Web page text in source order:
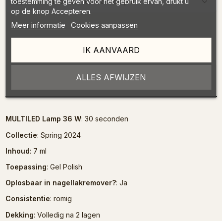
MULTILED Lamp 36 W: 30 seconden
Collectie: Spring 2024
Inhoud: 7 ml
Toepassing: Gel Polish
Oplosbaar in nagellakremover?: Ja
Consistentie: romig
Dekking: Volledig na 2 lagen
op de knop Accepteren.
Meer informatie Cookies aanpassen
ALLES AFWIJZEN
IK AANVAARD